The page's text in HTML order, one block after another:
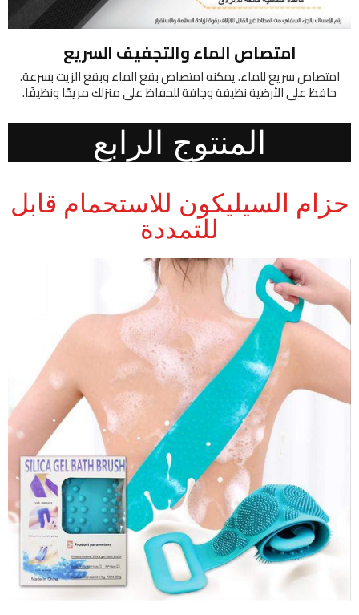
امتصاص الماء والتجفيف السريع
امتصاص سريع للماء. يمكنه امتصاص بقع الماء وبقع الزيت بسرعة.
حافظ على الأرضية نظيفة وجافة للحفاظ على منزلك مريحًا ونظيفًا.
المنتوج الرابع
حزام السيليكون للاستحمام قابل
للتمددة